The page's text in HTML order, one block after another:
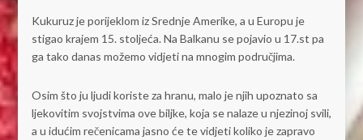
Kukuruz je porijeklom iz Srednje Amerike, a u Europu je
stigao krajem 15. stoljeća. Na Balkanu se pojavio u 17.st pa
ga tako danas možemo vidjeti na mnogim područjima.
Osim što ju ljudi koriste za hranu, malo je njih upoznato sa
ljekovitim svojstvima ove biljke, koja se nalaze u njezinoj svili,
a u idućim rečenicama jasno će te vidjeti koliko je zapravo